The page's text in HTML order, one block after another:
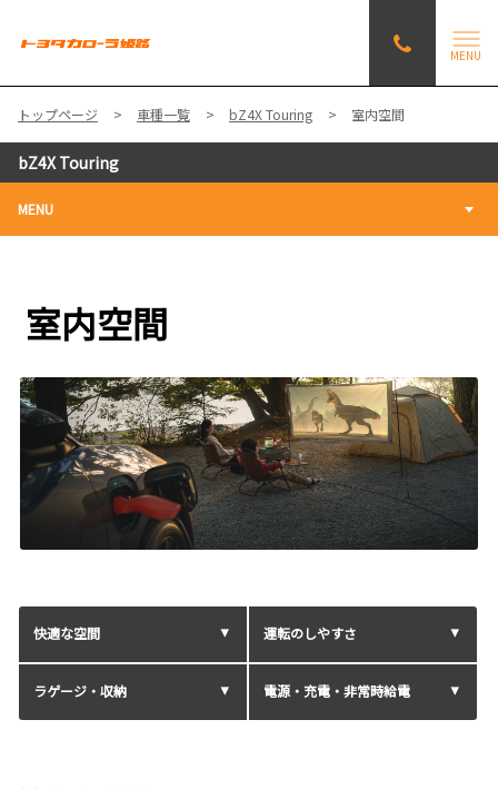
MENU
トップページ 車種一覧 bZ4X Touring 室内空間
bZ4X Touring
MENU
室内空間
快適な空間 運転のしやすさ
ラゲージ・収納 電源・充電・非常時給電